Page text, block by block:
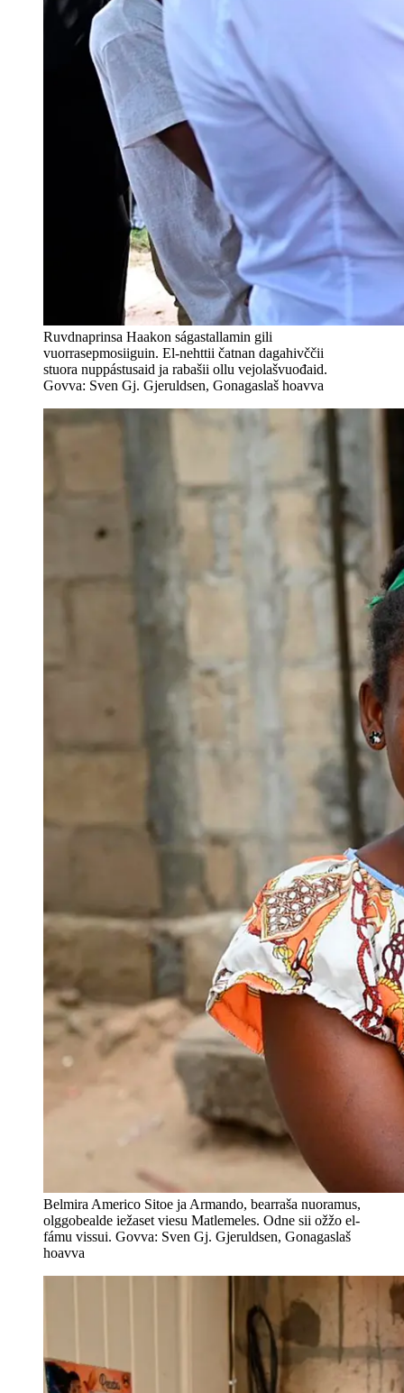
Ruvdnaprinsa Haakon ságastallamin gili
vuorrasepmosiiguin. El-nehttii čatnan dagahivččii
stuora nuppástusaid ja rabašii ollu vejolašvuođaid.
Govva: Sven Gj. Gjeruldsen, Gonagaslaš hoavva
Belmira Americo Sitoe ja Armando, bearraša nuoramus,
olggobealde iežaset viesu Matlemeles. Odne sii ožžo el-
fámu vissui. Govva: Sven Gj. Gjeruldsen, Gonagaslaš
hoavva